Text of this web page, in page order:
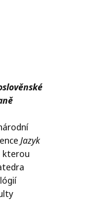
Jazyk
kterou